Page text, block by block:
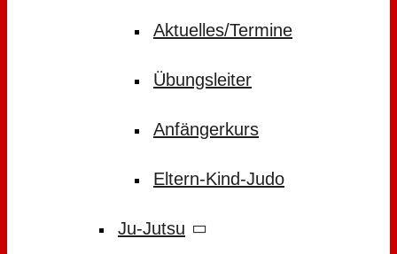
Aktuelles/Termine
Übungsleiter
Anfängerkurs
Eltern-Kind-Judo
Ju-Jutsu